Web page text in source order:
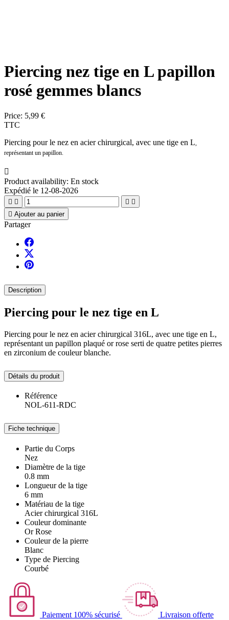
Piercing nez tige en L papillon
rosé gemmes blancs
Price: 5,99 €
TTC
Piercing pour le nez en acier chirurgical, avec une tige en L,
représentant un papillon.

Product availability: En stock
Expédié le 12-08-2026
   
 Ajouter au panier
Partager
Description
Piercing pour le nez tige en L
Piercing pour le nez en acier chirurgical 316L, avec une tige en L,
représentant un papillon plaqué or rose serti de quatre petites pierres
en zirconium de couleur blanche.
Détails du produit
Référence
NOL-611-RDC
Fiche technique
Partie du Corps
Nez
Diamètre de la tige
0.8 mm
Longueur de la tige
6 mm
Matériau de la tige
Acier chirurgical 316L
Couleur dominante
Or Rose
Couleur de la pierre
Blanc
Type de Piercing
Courbé
Paiement 100% sécurisé Livraison offerte